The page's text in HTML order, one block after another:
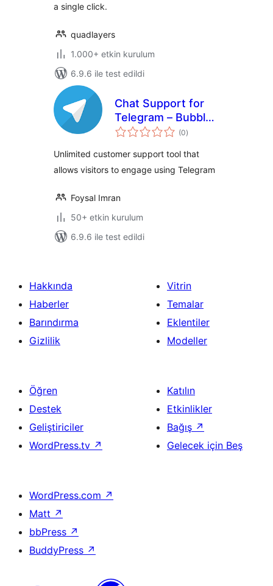
a single click.
quadlayers
1.000+ etkin kurulum
6.9.6 ile test edildi
Chat Support for
Telegram – Bubble
& Button with
Elementor and
Shortcode
(0toplam
puan
)
Unlimited customer support tool that
allows visitors to engage using Telegram
Foysal Imran
50+ etkin kurulum
6.9.6 ile test edildi
Hakkında
Haberler
Barındırma
Gizlilik
Vitrin
Temalar
Eklentiler
Modeller
Öğren
Destek
Geliştiriciler
WordPress.tv ↗
Katılın
Etkinlikler
Bağış ↗
Gelecek için Beş
WordPress.com ↗
Matt ↗
bbPress ↗
BuddyPress ↗